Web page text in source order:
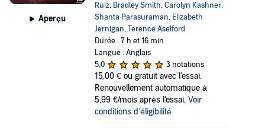
Aperçu
Ruiz, Bradley Smith,Carolyn Kashner,
Shanta Parasuraman, Elizabeth
Jernigan,Terence Aselford
Durée : 7 h et 16 min
Langue : Anglais
5,0
3 notations
15,00 € ou gratuit avec l'essai.
Renouvellement automatique à
5,99 €/mois après l'essai. Voir
conditions d'éligibilité